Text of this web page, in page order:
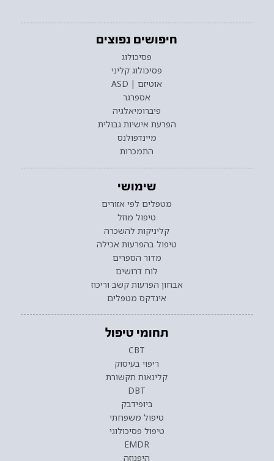
חיפושים נפוצים
פסיכולוג
פסיכולוג קליני
אוטיזם | ASD
אספרגר
פיברומיאלגיה
הפרעת אישיות גבולית
מיינדפולנס
התמכרות
שימושי
מטפלים לפי אזורים
טיפול מוזל
קליניקות להשכרה
טיפול בהפרעות אכילה
מדור הספרים
לוח דרושים
אבחון הפרעות קשב וריכוז
אינדקס מטפלים
תחומי טיפול
CBT
ריפוי בעיסוק
קלינאות תקשורת
DBT
ביופידבק
טיפול משפחתי
טיפול פסיכולוגי
EMDR
היפנוזה